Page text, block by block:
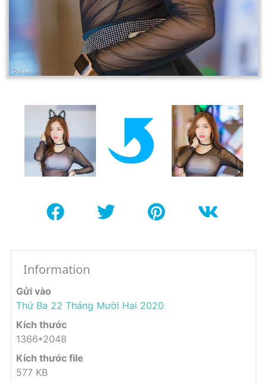
Information
Gửi vào
Thứ Ba 22 Tháng Mười Hai 2020
Kích thước
1366*2048
Kích thước file
577 KB